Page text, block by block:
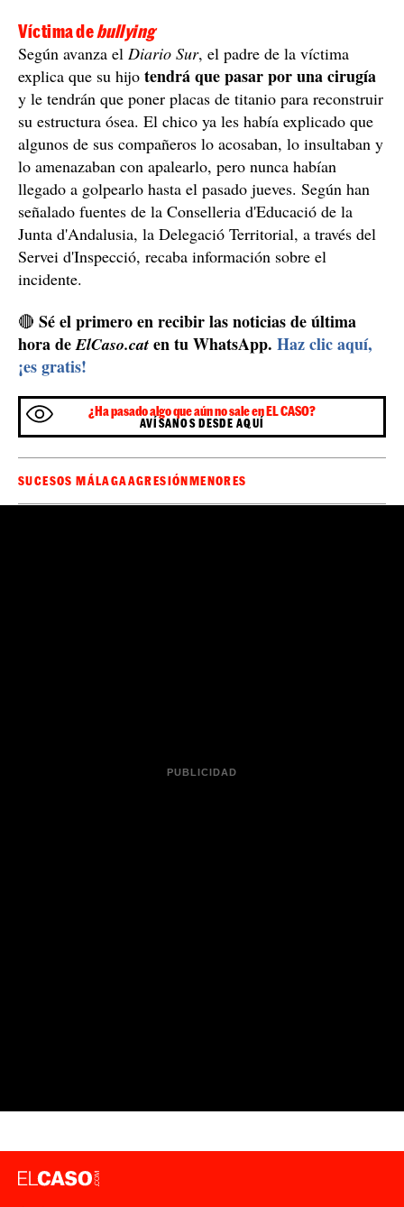
Víctima debullying
Según avanza el Diario Sur, el padre de la víctima
explica que su hijo tendrá que pasar por una cirugía
y le tendrán que poner placas de titanio para reconstruir
su estructura ósea. El chico ya les había explicado que
algunos de sus compañeros lo acosaban, lo insultaban y
lo amenazaban con apalearlo, pero nunca habían
llegado a golpearlo hasta el pasado jueves. Según han
señalado fuentes de la Conselleria d'Educació de la
Junta d'Andalusia, la Delegació Territorial, a través del
Servei d'Inspecció, recaba información sobre el
incidente.
🔴 Sé el primero en recibir las noticias de última
hora deElCaso.cat en tu WhatsApp. Haz clic aquí,
¡es gratis!
¿Ha pasado algo que aún no sale en EL CASO?
AVÍSANOS DESDE AQUÍ
SUCESOS MÁLAGAAGRESIÓNMENORES